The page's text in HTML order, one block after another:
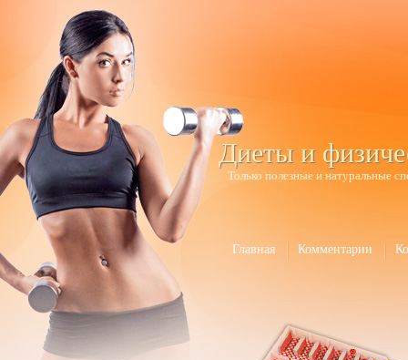
Диеты и
Только полезные и натуральные
Главная Комментарии